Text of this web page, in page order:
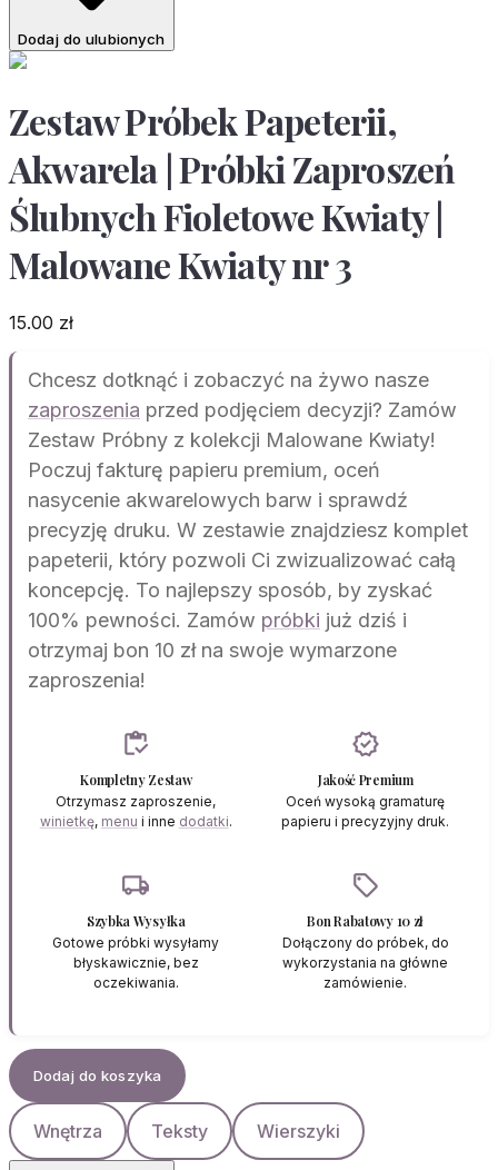
Dodaj do ulubionych
Zestaw Próbek Papeterii,
Akwarela | Próbki Zaproszeń
Ślubnych Fioletowe Kwiaty |
Malowane Kwiaty nr 3
15.00 zł
Chcesz dotknąć i zobaczyć na żywo nasze
zaproszenia przed podjęciem decyzji? Zamów
Zestaw Próbny z kolekcji Malowane Kwiaty!
Poczuj fakturę papieru premium, oceń
nasycenie akwarelowych barw i sprawdź
precyzję druku. W zestawie znajdziesz komplet
papeterii, który pozwoli Ci zwizualizować całą
koncepcję. To najlepszy sposób, by zyskać
100% pewności. Zamów próbki już dziś i
otrzymaj bon 10 zł na swoje wymarzone
zaproszenia!
inventory
Kompletny Zestaw
Otrzymasz zaproszenie,
winietkę, menu i inne dodatki.
verified
Jakość Premium
Oceń wysoką gramaturę
papieru i precyzyjny druk.
local_shipping
Szybka Wysyłka
Gotowe próbki wysyłamy
błyskawicznie, bez
oczekiwania.
sell
Bon Rabatowy 10 zł
Dołączony do próbek, do
wykorzystania na główne
zamówienie.
Dodaj do koszyka
Wnętrza Teksty Wierszyki